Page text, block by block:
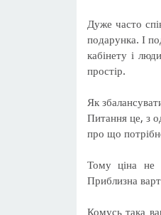
Дуже часто
подарунка. І
кабінету і
простір.
Як
Питання це, з
про що
Тому ціна не
Приблизна
Комусь така